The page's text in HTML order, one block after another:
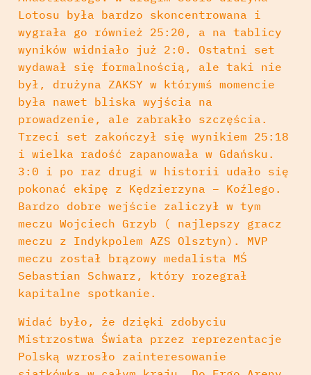
Lotosu była bardzo skoncentrowana i
wygrała go również 25:20, a na tablicy
wyników widniało już 2:0. Ostatni set
wydawał się formalnością, ale taki nie
był, drużyna ZAKSY w którymś momencie
była nawet bliska wyjścia na
prowadzenie, ale zabrakło szczęścia.
Trzeci set zakończył się wynikiem 25:18
i wielka radość zapanowała w Gdańsku.
3:0 i po raz drugi w historii udało się
pokonać ekipę z Kędzierzyna – Koźlego.
Bardzo dobre wejście zaliczył w tym
meczu Wojciech Grzyb ( najlepszy gracz
meczu z Indykpolem AZS Olsztyn). MVP
meczu został brązowy medalista MŚ
Sebastian Schwarz, który rozegrał
kapitalne spotkanie.
Widać było, że dzięki zdobyciu
Mistrzostwa Świata przez reprezentacje
Polską wzrosło zainteresowanie